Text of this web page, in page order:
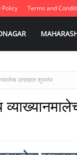
Policy Terms and
उत्साहात शुभारंभ